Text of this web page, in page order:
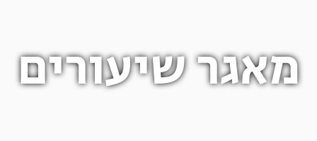
מאגר שיעורים